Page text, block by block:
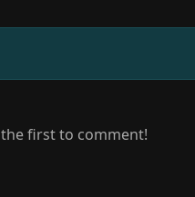
first to comment!